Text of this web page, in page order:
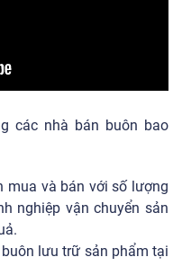
các nhà bán buôn bao
mua và bán với số lượng
nghiệp vận chuyển sản
lưu trữ sản phẩm tại